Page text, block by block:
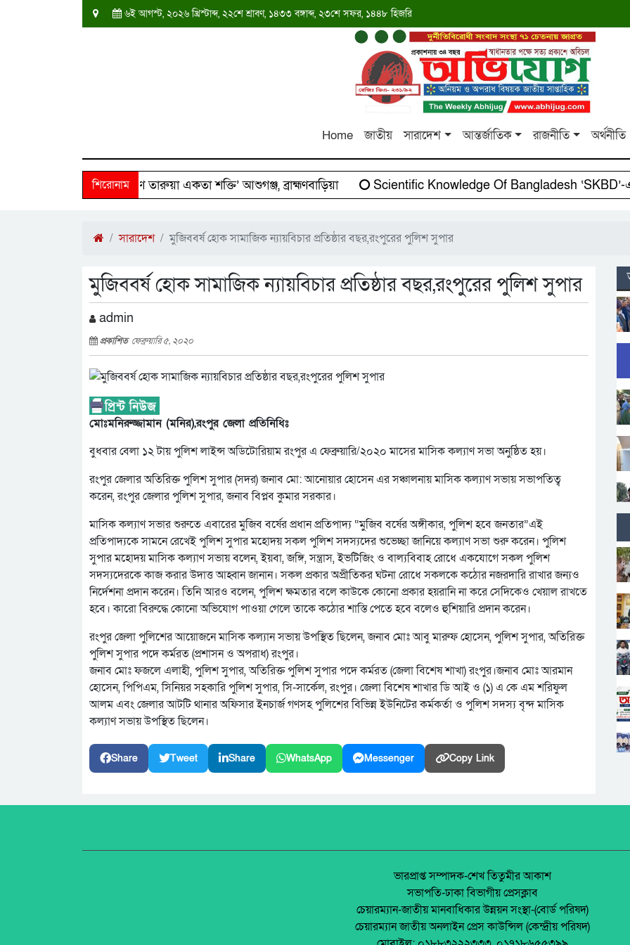
৬ই আগস্ট, ২০২৬ খ্রিস্টাব্দ, ২২শে শ্রাবণ, ১৪৩৩ বঙ্গাব্দ, ২৩শে সফর, ১৪৪৮ হিজরি
Home জাতীয় সারাদেশ আন্তর্জাতিক রাজনীতি অর্থনীতি
শিরোনাম
পরিবারের পাশে ‘দক্ষিণ তারুয়া একতা শক্তি’ আশুগঞ্জ, ব্রাহ্মণবাড়িয়া Scientific Knowledge Of Bangladesh ‘SKBD’-এর
সারাদেশ মুজিববর্ষ হোক সামাজিক ন্যায়বিচার প্রতিষ্ঠার বছর,রংপুরের পুলিশ সুপার
মুজিববর্ষ হোক সামাজিক ন্যায়বিচার প্রতিষ্ঠার বছর,রংপুরের পুলিশ সুপার
admin
প্রকাশিত ফেব্রুয়ারি ৫, ২০২০
মোঃমনিরুজ্জামান (মনির),রংপুর জেলা প্রতিনিধিঃ
বুধবার বেলা ১২ টায় পুলিশ লাইন্স অডিটোরিয়াম রংপুর এ ফেব্রুয়ারি/২০২০ মাসের মাসিক কল্যাণ সভা অনুষ্ঠিত হয়।
রংপুর জেলার অতিরিক্ত পুলিশ সুপার (সদর) জনাব মো: আনোয়ার হোসেন এর সঞ্চালনায় মাসিক কল্যাণ সভায় সভাপতিত্ব
করেন, রংপুর জেলার পুলিশ সুপার, জনাব বিপ্লব কুমার সরকার।
মাসিক কল্যাণ সভার শুরুতে এবারের মুজিব বর্ষের প্রধান প্রতিপাদ্য “মুজিব বর্ষের অঙ্গীকার, পুলিশ হবে জনতার”এই
প্রতিপাদ্যকে সামনে রেখেই পুলিশ সুপার মহোদয় সকল পুলিশ সদস্যদের শুভেচ্ছা জানিয়ে কল্যাণ সভা শুরু করেন। পুলিশ
সুপার মহোদয় মাসিক কল্যাণ সভায় বলেন, ইয়বা, জঙ্গি, সন্ত্রাস, ইভটিজিং ও বাল্যবিবাহ রোধে একযোগে সকল পুলিশ
সদস্যদেরকে কাজ করার উদাত্ত আহ্বান জানান। সকল প্রকার অপ্রীতিকর ঘটনা রোধে সকলকে কঠোর নজরদারি রাখার জন্যও
নির্দেশনা প্রদান করেন। তিনি আরও বলেন, পুলিশ ক্ষমতার বলে কাউকে কোনো প্রকার হয়রানি না করে সেদিকেও খেয়াল রাখতে
হবে। কারো বিরুদ্ধে কোনো অভিযোগ পাওয়া গেলে তাকে কঠোর শাস্তি পেতে হবে বলেও হুশিয়ারি প্রদান করেন।
রংপুর জেলা পুলিশের আয়োজনে মাসিক কল্যান সভায় উপস্থিত ছিলেন, জনাব মোঃ আবু মারুফ হোসেন, পুলিশ সুপার, অতিরিক্ত
পুলিশ সুপার পদে কর্মরত (প্রশাসন ও অপরাধ) রংপুর।
জনাব মোঃ ফজলে এলাহী, পুলিশ সুপার, অতিরিক্ত পুলিশ সুপার পদে কর্মরত (জেলা বিশেষ শাখা) রংপুর।জনাব মোঃ আরমান
হোসেন, পিপিএম, সিনিয়র সহকারি পুলিশ সুপার, সি-সার্কেল, রংপুর। জেলা বিশেষ শাখার ডি আই ও (১) এ কে এম শরিফুল
আলম এবং জেলার আটটি থানার অফিসার ইনচার্জ গণসহ পুলিশের বিভিন্ন ইউনিটের কর্মকর্তা ও পুলিশ সদস্য বৃন্দ মাসিক
কল্যাণ সভায় উপস্থিত ছিলেন।
Share Tweet Share WhatsApp Messenger Copy Link
ভারপ্রাপ্ত সম্পাদক-শেখ তিতুমীর আকাশ
সভাপতি-ঢাকা বিভাগীয় প্রেসক্লাব
চেয়ারম্যান-জাতীয় মানবাধিকার উন্নয়ন সংস্থা-(বোর্ড পরিষদ)
চেয়ারম্যান জাতীয় অনলাইন প্রেস কাউন্সিল (কেন্দ্রীয় পরিষদ)